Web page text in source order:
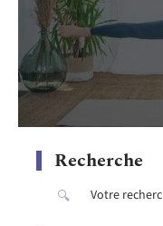
Recherche